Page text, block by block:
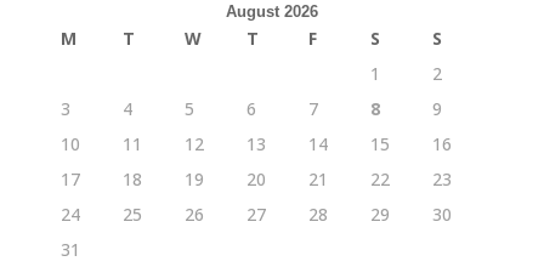
August 2026
M T W T F S
S
1
2
3
4 5 6 7 8
9
10
11 12 13 14 15
16
17
18 19 20 21 22
23
24
25 26 27 28 29
30
31